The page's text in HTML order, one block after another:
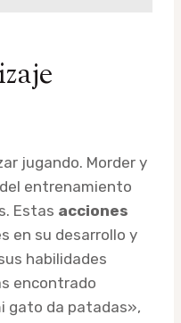
jugando. Morder y
entrenamiento
Estas acciones
en su desarrollo y
habilidades
encontrado
gato da patadas»,